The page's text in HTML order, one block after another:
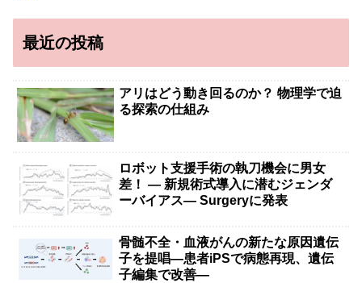
最近の投稿
アリはどう動き回るのか？ 物理学で迫
る探索の仕組み
ロボット支援手術の執刀機会に男女
差！ — 新規術式導入に潜むジェンダ
ーバイアス— Surgeryに発表
骨髄不全・血液がんの新たな原因遺伝
子を提唱―患者iPSで病態再現、遺伝
子編集で改善―